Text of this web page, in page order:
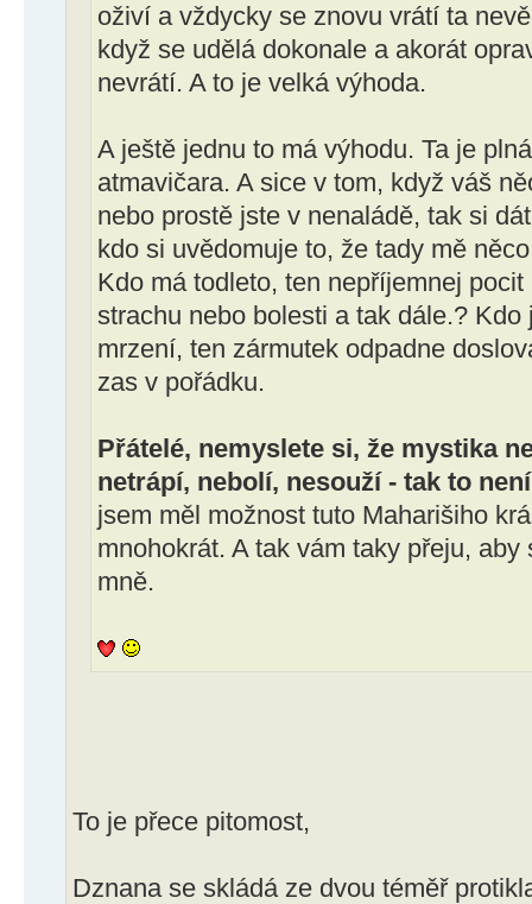
oživí a vždycky se znovu vrátí ta
když se udělá dokonale a akorát
nevrátí. A to je velká výhoda.
A ještě jednu to má výhodu. Ta je
atmavičara. A sice v tom, když váš
nebo prostě jste v nenaládě, tak si
kdo si uvědomuje to, že tady mě
Kdo má todleto, ten nepříjemnej
strachu nebo bolesti a tak dále.?
mrzení, ten zármutek odpadne
zas v pořádku.
Přátelé, nemyslete si, že mystika
netrápí, nebolí, nesouží - tak to
jsem měl možnost tuto Maharišiho
mnohokrát. A tak vám taky přeju,
mně.
To je přece pitomost,
Dznana se skládá ze dvou téměř